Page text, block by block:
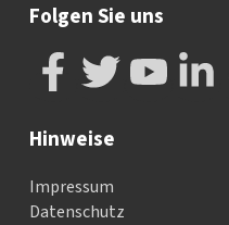
Folgen Sie uns
Hinweise
Impressum
Datenschutz